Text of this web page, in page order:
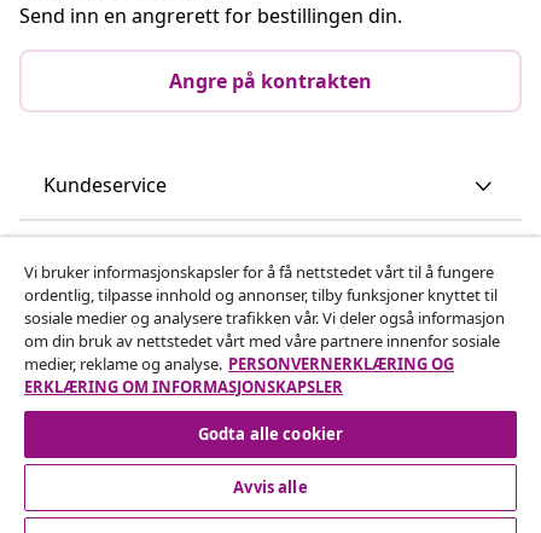
Send inn en angrerett for bestillingen din.
Angre på kontrakten
Kundeservice
vidaXL
Oppdag mer
Vi bruker informasjonskapsler for å få nettstedet vårt til å fungere
ordentlig, tilpasse innhold og annonser, tilby funksjoner knyttet til
sosiale medier og analysere trafikken vår. Vi deler også informasjon
om din bruk av nettstedet vårt med våre partnere innenfor sosiale
medier, reklame og analyse. PERSONVERNERKLÆRING OG
ERKLÆRING OM INFORMASJONSKAPSLER
Godta alle cookier
Avvis alle